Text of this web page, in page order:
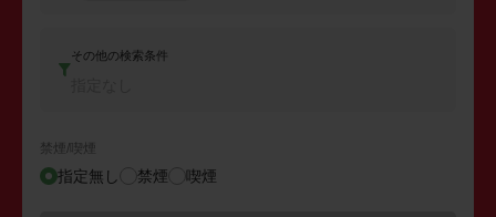
その他の検索条件
禁煙/喫煙
指定無し 禁煙 喫煙